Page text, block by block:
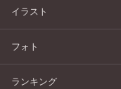
イラスト
フォト
ランキング